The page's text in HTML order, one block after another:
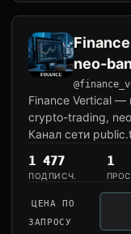
neo-
Finance Vertical —
crypto-trading,
Канал сети
1 477
ПОДПИСЧ.
1
ЦЕНА ПО
ЗАПРОСУ